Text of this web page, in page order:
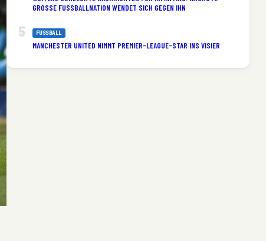
GROSSE FUSSBALLNATION WENDET SICH GEGEN IHN
FUSSBALL
MANCHESTER UNITED NIMMT PREMIER-LEAGUE-STAR INS VISIER